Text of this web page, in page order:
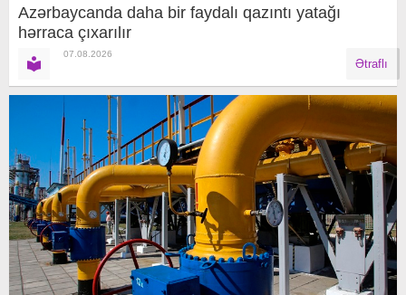
Azərbaycanda daha bir faydalı qazıntı yatağı
hərraca çıxarılır
07.08.2026
Ətraflı